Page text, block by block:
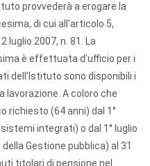
provvederà a erogare la
di cui all’articolo 5,
luglio 2007, n. 81. La
è effettuata d’ufficio per i
dell’Istituto sono disponibili i
A coloro che
richiesto (64 anni) dal 1°
integrati) o dal 1° luglio
Gestione pubblica) al 31
titolari di pensione nel